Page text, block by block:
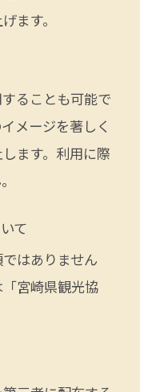
ます。
ることも可能で
メージを著しく
ます。利用に際
て
はありません
宮崎県観光協